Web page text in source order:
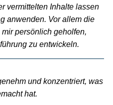
vermittelten Inhalte lassen
anwenden. Vor allem die
persönlich geholfen,
zu entwickeln.
und konzentriert, was
hat.